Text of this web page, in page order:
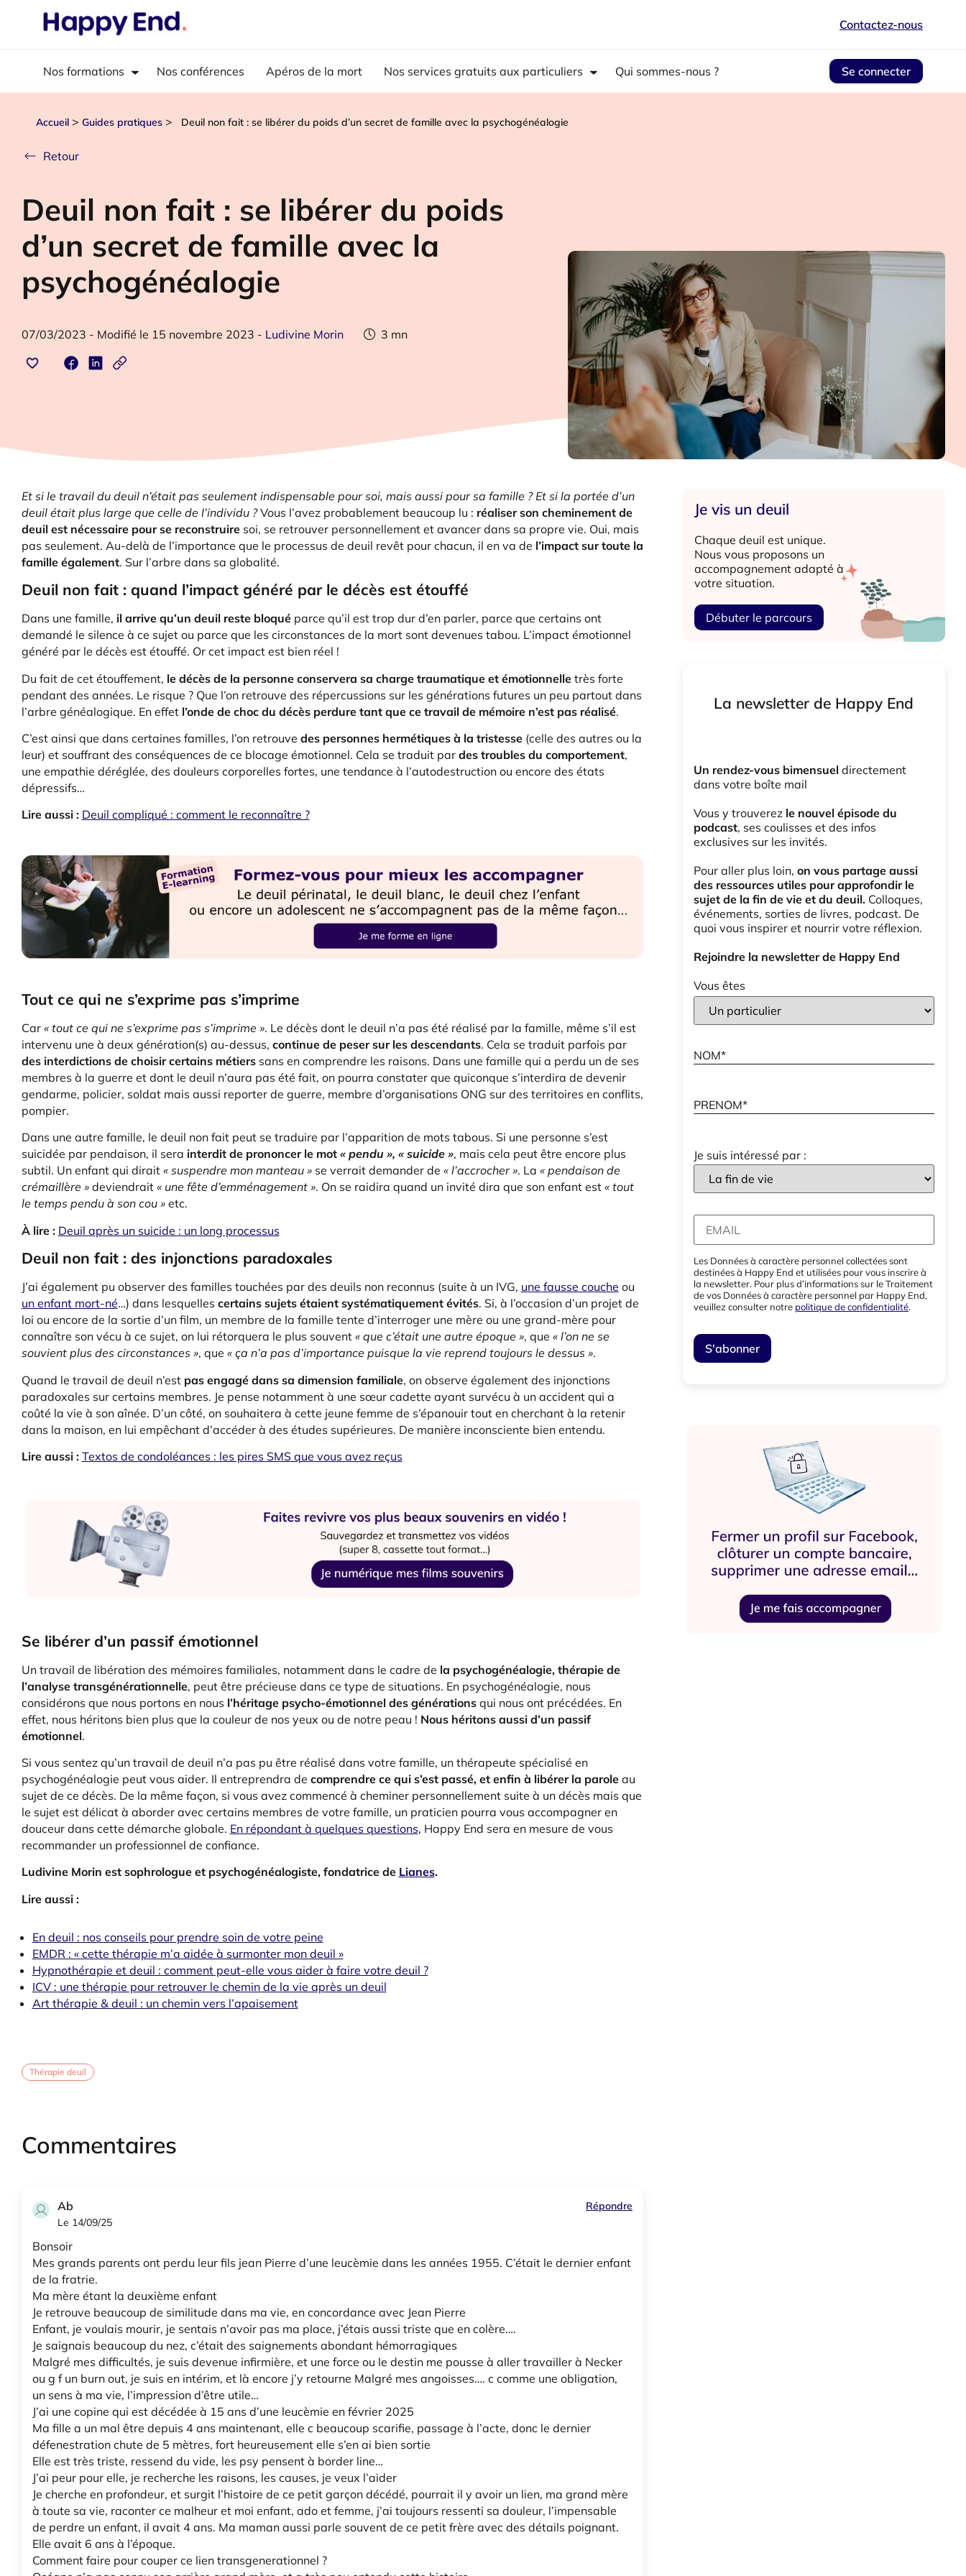
Contactez-nous
Nos formations Nos conférences Apéros de la mort Nos services gratuits aux particuliers Qui sommes-nous ? Se connecter
Accueil > Guides pratiques > Deuil non fait : se libérer du poids d’un secret de famille avec la psychogénéalogie
Retour
Deuil non fait : se libérer du poids
d’un secret de famille avec la
psychogénéalogie
07/03/2023 - Modifié le 15 novembre 2023 - Ludivine Morin 3 mn
Et si le travail du deuil n’était pas seulement indispensable pour soi, mais aussi pour sa famille ? Et si la portée d’un
deuil était plus large que celle de l’individu ?Vous l’avez probablement beaucoup lu : réaliser son cheminement de
deuil est nécessaire pour se reconstruiresoi, se retrouver personnellement et avancer dans sa propre vie. Oui, mais
pas seulement. Au-delà de l’importance que le processus de deuil revêt pour chacun, il en va de l’impact sur toute la
famille également. Sur l’arbre dans sa globalité.
Deuil non fait : quand l’impact généré par le décès est étouffé
Dans une famille, il arrive qu’un deuil reste bloqué parce qu’il est trop dur d’en parler, parce que certains ont
demandé le silence à ce sujet ou parce que les circonstances de la mort sont devenues tabou. L’impact émotionnel
généré par le décès est étouffé. Or cet impact est bien réel !
Du fait de cet étouffement, le décès de la personne conservera sa charge traumatique et émotionnelletrès forte
pendant des années. Le risque ? Que l’on retrouve des répercussions sur les générations futures un peu partout dans
l’arbre généalogique. En effet l’onde de choc du décès perdure tant que ce travail de mémoire n’est pas réalisé.
C’est ainsi que dans certaines familles, l’on retrouve des personnes hermétiques à la tristesse(celle des autres ou la
leur) et souffrant des conséquences de ce blocage émotionnel. Cela se traduit par des troubles du comportement,
une empathie déréglée, des douleurs corporelles fortes, une tendance à l’autodestruction ou encore des états
dépressifs…
Lire aussi : Deuil compliqué : comment le reconnaître ?
Tout ce qui ne s’exprime pas s’imprime
Car « tout ce qui ne s’exprime pas s’imprime ». Le décès dont le deuil n’a pas été réalisé par la famille, même s’il est
intervenu une à deux génération(s) au-dessus, continue de peser sur les descendants. Cela se traduit parfois par
des interdictions de choisir certains métierssans en comprendre les raisons. Dans une famille qui a perdu un de ses
membres à la guerre et dont le deuil n’aura pas été fait, on pourra constater que quiconque s’interdira de devenir
gendarme, policier, soldat mais aussi reporter de guerre, membre d’organisations ONG sur des territoires en conflits,
pompier.
Dans une autre famille, le deuil non fait peut se traduire par l’apparition de mots tabous. Si une personne s’est
suicidée par pendaison, il sera interdit de prononcer le mot « pendu », « suicide », mais cela peut être encore plus
subtil. Un enfant qui dirait « suspendre mon manteau »se verrait demander de « l’accrocher ». La « pendaison de
crémaillère »deviendrait « une fête d’emménagement ». On se raidira quand un invité dira que son enfant est « tout
le temps pendu à son cou »etc.
À lire : Deuil après un suicide : un long processus
Deuil non fait : des injonctions paradoxales
J’ai également pu observer des familles touchées par des deuils non reconnus (suite à un IVG, une fausse couche ou
un enfant mort-né…) dans lesquelles certains sujets étaient systématiquement évités. Si, à l’occasion d’un projet de
loi ou encore de la sortie d’un film, un membre de la famille tente d’interroger une mère ou une grand-mère pour
connaître son vécu à ce sujet, on lui rétorquera le plus souvent « que c’était une autre époque », que « l’on ne se
souvient plus des circonstances », que « ça n’a pas d’importance puisque la vie reprend toujours le dessus ».
Quand le travail de deuil n’est pas engagé dans sa dimension familiale, on observe également des injonctions
paradoxales sur certains membres. Je pense notamment à une sœur cadette ayant survécu à un accident qui a
coûté la vie à son aînée. D’un côté, on souhaitera à cette jeune femme de s’épanouir tout en cherchant à la retenir
dans la maison, en lui empêchant d’accéder à des études supérieures. De manière inconsciente bien entendu.
Lire aussi : Textos de condoléances : les pires SMS que vous avez reçus
Se libérer d’un passif émotionnel
Un travail de libération des mémoires familiales, notamment dans le cadre de la psychogénéalogie, thérapie de
l’analyse transgénérationnelle, peut être précieuse dans ce type de situations. En psychogénéalogie, nous
considérons que nous portons en nous l’héritage psycho-émotionnel des générationsqui nous ont précédées. En
effet, nous héritons bien plus que la couleur de nos yeux ou de notre peau ! Nous héritons aussi d’un passif
émotionnel.
Si vous sentez qu’un travail de deuil n’a pas pu être réalisé dans votre famille, un thérapeute spécialisé en
psychogénéalogie peut vous aider. Il entreprendra de comprendre ce qui s’est passé, et enfin à libérer la paroleau
sujet de ce décès. De la même façon, si vous avez commencé à cheminer personnellement suite à un décès mais que
le sujet est délicat à aborder avec certains membres de votre famille, un praticien pourra vous accompagner en
douceur dans cette démarche globale. En répondant à quelques questions, Happy End sera en mesure de vous
recommander un professionnel de confiance.
Ludivine Morin est sophrologue et psychogénéalogiste, fondatrice de Lianes.
Lire aussi :
En deuil : nos conseils pour prendre soin de votre peine
EMDR : « cette thérapie m’a aidée à surmonter mon deuil »
Hypnothérapie et deuil : comment peut-elle vous aider à faire votre deuil ?
ICV : une thérapie pour retrouver le chemin de la vie après un deuil
Art thérapie & deuil : un chemin vers l’apaisement
Thérapie deuil
Commentaires
Ab
Le 14/09/25
Répondre
Bonsoir
Mes grands parents ont perdu leur fils jean Pierre d’une leucèmie dans les années 1955. C’était le dernier enfant
de la fratrie.
Ma mère étant la deuxième enfant
Je retrouve beaucoup de similitude dans ma vie, en concordance avec Jean Pierre
Enfant, je voulais mourir, je sentais n’avoir pas ma place, j’étais aussi triste que en colère….
Je saignais beaucoup du nez, c’était des saignements abondant hémorragiques
Malgré mes difficultés, je suis devenue infirmière, et une force ou le destin me pousse à aller travailler à Necker
ou g f un burn out, je suis en intérim, et là encore j’y retourne Malgré mes angoisses…. c comme une obligation,
un sens à ma vie, l’impression d’être utile…
J’ai une copine qui est décédée à 15 ans d’une leucèmie en février 2025
Ma fille a un mal être depuis 4 ans maintenant, elle c beaucoup scarifie, passage à l’acte, donc le dernier
défenestration chute de 5 mètres, fort heureusement elle s’en ai bien sortie
Elle est très triste, ressend du vide, les psy pensent à border line…
J’ai peur pour elle, je recherche les raisons, les causes, je veux l’aider
Je cherche en profondeur, et surgit l’histoire de ce petit garçon décédé, pourrait il y avoir un lien, ma grand mère
à toute sa vie, raconter ce malheur et moi enfant, ado et femme, j’ai toujours ressenti sa douleur, l’impensable
de perdre un enfant, il avait 4 ans. Ma maman aussi parle souvent de ce petit frère avec des détails poignant.
Elle avait 6 ans à l’époque.
Comment faire pour couper ce lien transgenerationnel ?
Je vis un deuil
Chaque deuil est unique.
Nous vous proposons un
accompagnement adapté à
votre situation.
Débuter le parcours
La newsletter de Happy End
Un rendez-vous bimensuel directement
dans votre boîte mail
Vous y trouverez le nouvel épisode du
podcast, ses coulisses et des infos
exclusives sur les invités.
Pour aller plus loin, on vous partage aussi
des ressources utiles pour approfondir le
sujet de la fin de vie et du deuil. Colloques,
événements, sorties de livres, podcast. De
quoi vous inspirer et nourrir votre réflexion.
Rejoindre la newsletter de Happy End
Vous êtes
Je suis intéressé par :
Les Données à caractère personnel collectées sont
destinées à Happy End et utilisées pour vous inscrire à
la newsletter. Pour plus d’informations sur le Traitement
de vos Données à caractère personnel par Happy End,
veuillez consulter notre politique de confidentialité.